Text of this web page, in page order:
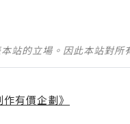
站的立場。因此本站對
有價企劃》